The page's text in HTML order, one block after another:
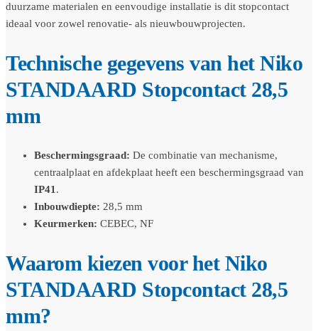
duurzame materialen en eenvoudige installatie is dit stopcontact
ideaal voor zowel renovatie- als nieuwbouwprojecten.
Technische gegevens van het Niko
STANDAARD Stopcontact 28,5
mm
Beschermingsgraad: De combinatie van mechanisme,
centraalplaat en afdekplaat heeft een beschermingsgraad van
IP41 .
Inbouwdiepte: 28,5 mm
Keurmerken: CEBEC, NF
Waarom kiezen voor het Niko
STANDAARD Stopcontact 28,5
mm?